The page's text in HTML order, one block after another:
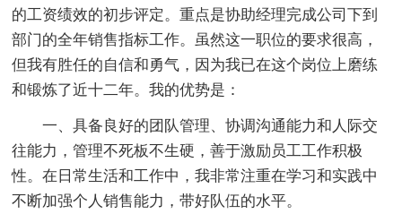
的工资绩效的初步评定。重点是协助经理完成公司下到
部门的全年销售指标工作。虽然这一职位的要求很高，
但我有胜任的自信和勇气，因为我已在这个岗位上磨练
和锻炼了近十二年。我的优势是：
一、具备良好的团队管理、协调沟通能力和人际交
往能力，管理不死板不生硬，善于激励员工工作积极
性。在日常生活和工作中，我非常注重在学习和实践中
不断加强个人销售能力，带好队伍的水平。